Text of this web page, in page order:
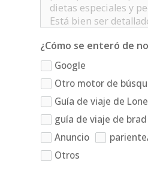
¿Cómo se enteró de
Google
Otro motor de
Guía de viaje de
guía de viaje de brad
Anuncio
Otros